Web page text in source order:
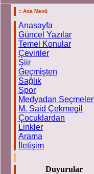
:: Ana Menü
Anasayfa
Güncel Yazılar
Temel Konular
Çeviriler
Şiir
Geçmişten
Sağlık
Spor
Medyadan Seçmeler
M. Said Çekmegil
Çocuklardan
Linkler
Arama
İletişim
Duyurular